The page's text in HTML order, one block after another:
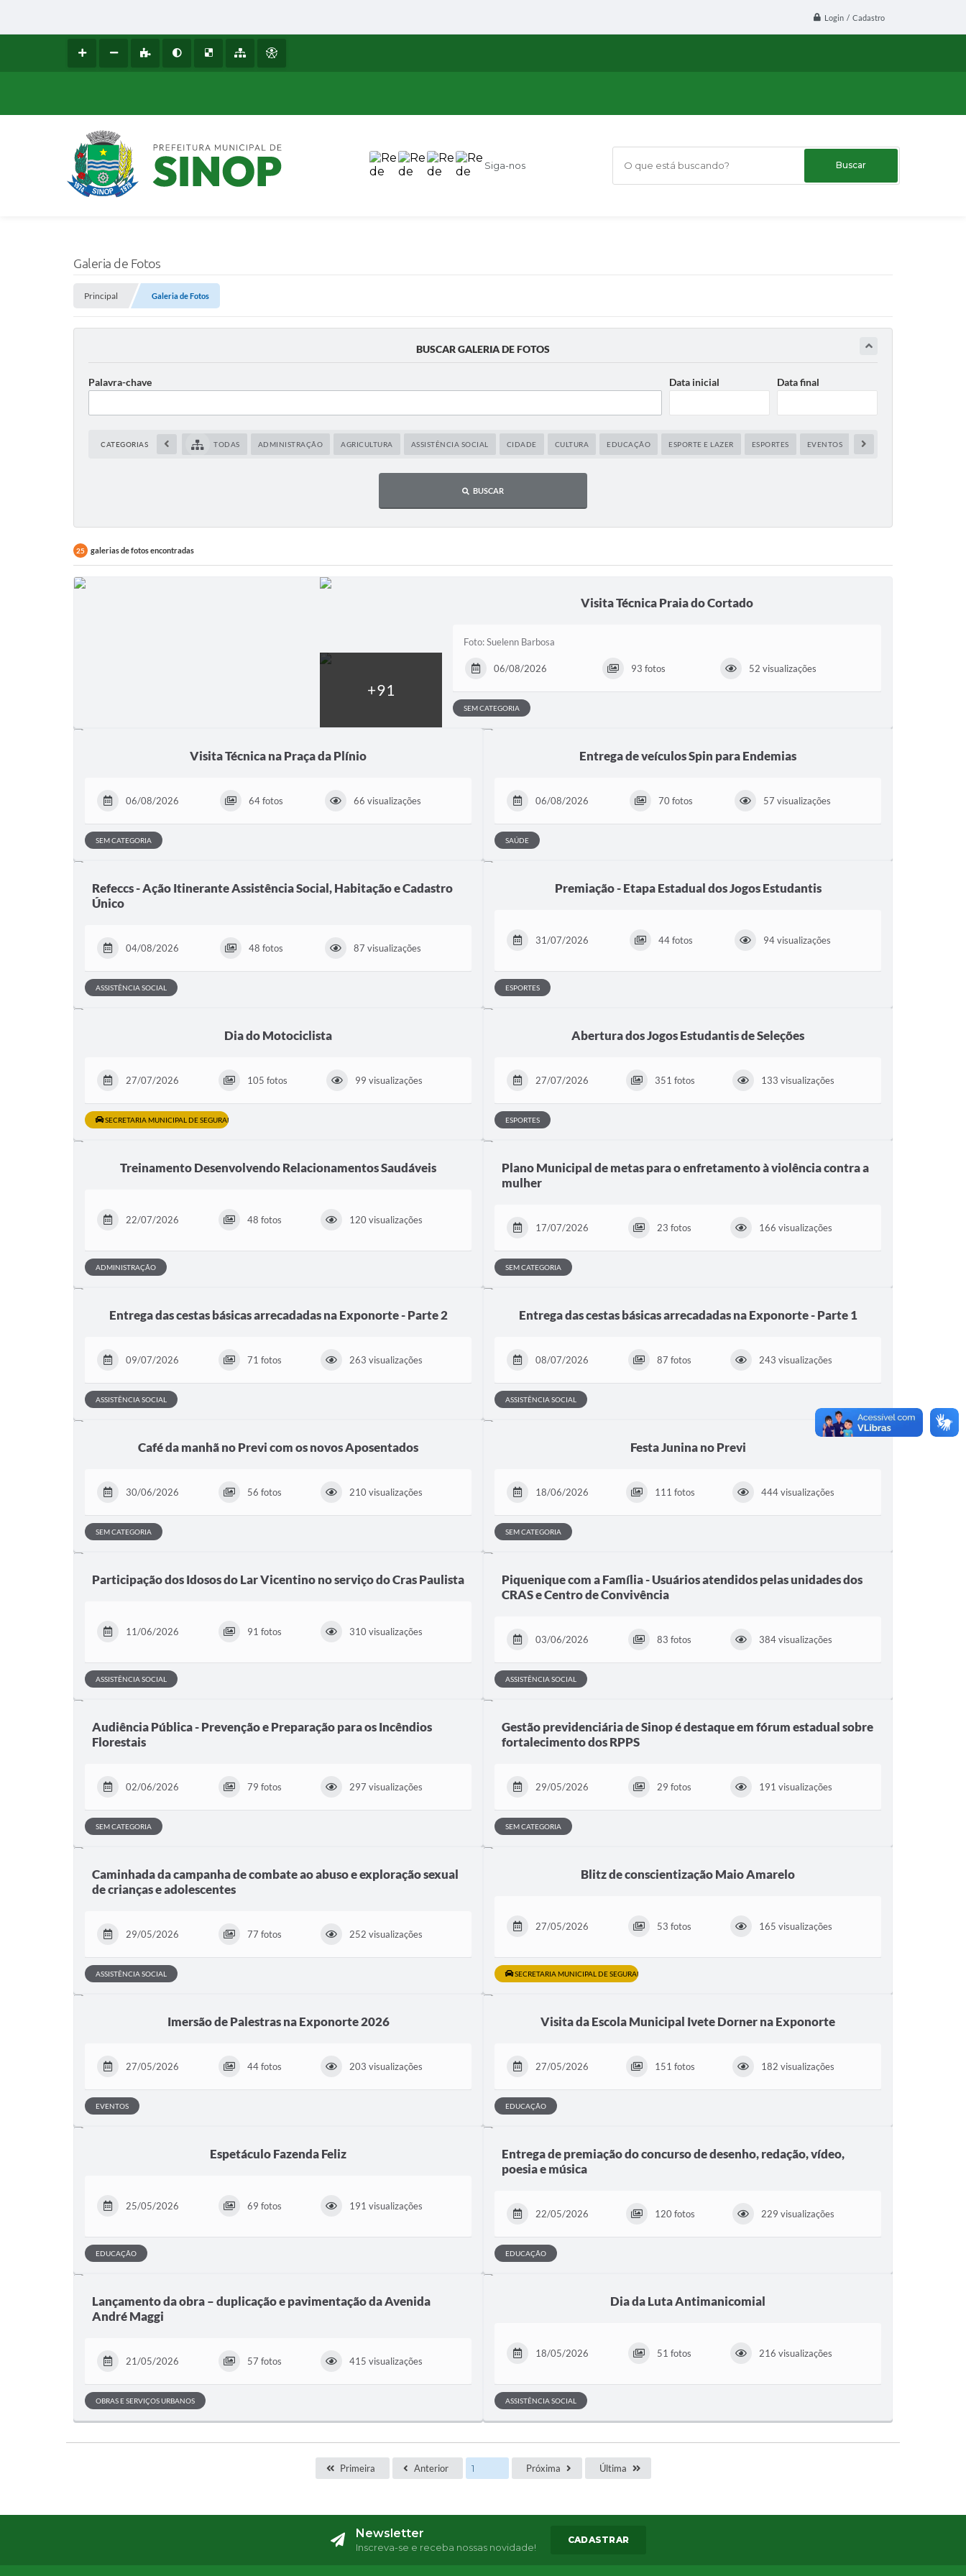
Login / Cadastro
Siga-nos O que está buscando?
Galeria de Fotos
Principal Galeria de Fotos
BUSCAR GALERIA DE FOTOS
Palavra-chave Data inicial Data final
CATEGORIAS TODAS ADMINISTRAÇÃO AGRICULTURA ASSISTÊNCIA SOCIAL CIDADE CULTURA EDUCAÇÃO ESPORTE E LAZER ESPORTES EVENTOS FINANÇAS E ORÇAMENTO
BUSCAR
25 galerias de fotos encontradas
Visita Técnica Praia do Cortado
Foto: Suelenn Barbosa
06/08/2026 93 fotos 52 visualizações
SEM CATEGORIA
Visita Técnica na Praça da Plínio
06/08/2026 64 fotos 66 visualizações
SEM CATEGORIA
Entrega de veículos Spin para Endemias
06/08/2026 70 fotos 57 visualizações
SAÚDE
Refeccs - Ação Itinerante Assistência Social, Habitação e Cadastro
Único
04/08/2026 48 fotos 87 visualizações
ASSISTÊNCIA SOCIAL
Premiação - Etapa Estadual dos Jogos Estudantis
31/07/2026 44 fotos 94 visualizações
ESPORTES
Dia do Motociclista
27/07/2026 105 fotos 99 visualizações
SECRETARIA MUNICIPAL DE SEGURANÇA E TRÂNSITO
Abertura dos Jogos Estudantis de Seleções
27/07/2026 351 fotos 133 visualizações
ESPORTES
Treinamento Desenvolvendo Relacionamentos Saudáveis
22/07/2026 48 fotos 120 visualizações
ADMINISTRAÇÃO
Plano Municipal de metas para o enfretamento à violência contra a
mulher
17/07/2026 23 fotos 166 visualizações
SEM CATEGORIA
Entrega das cestas básicas arrecadadas na Exponorte - Parte 2
09/07/2026 71 fotos 263 visualizações
ASSISTÊNCIA SOCIAL
Entrega das cestas básicas arrecadadas na Exponorte - Parte 1
08/07/2026 87 fotos 243 visualizações
ASSISTÊNCIA SOCIAL
Café da manhã no Previ com os novos Aposentados
30/06/2026 56 fotos 210 visualizações
SEM CATEGORIA
Festa Junina no Previ
18/06/2026 111 fotos 444 visualizações
SEM CATEGORIA
Participação dos Idosos do Lar Vicentino no serviço do Cras Paulista
11/06/2026 91 fotos 310 visualizações
ASSISTÊNCIA SOCIAL
Piquenique com a Família - Usuários atendidos pelas unidades dos
CRAS e Centro de Convivência
03/06/2026 83 fotos 384 visualizações
ASSISTÊNCIA SOCIAL
Audiência Pública - Prevenção e Preparação para os Incêndios
Florestais
02/06/2026 79 fotos 297 visualizações
SEM CATEGORIA
Gestão previdenciária de Sinop é destaque em fórum estadual sobre
fortalecimento dos RPPS
29/05/2026 29 fotos 191 visualizações
SEM CATEGORIA
Caminhada da campanha de combate ao abuso e exploração sexual
de crianças e adolescentes
29/05/2026 77 fotos 252 visualizações
ASSISTÊNCIA SOCIAL
Blitz de conscientização Maio Amarelo
27/05/2026 53 fotos 165 visualizações
SECRETARIA MUNICIPAL DE SEGURANÇA E TRÂNSITO
Imersão de Palestras na Exponorte 2026
27/05/2026 44 fotos 203 visualizações
EVENTOS
Visita da Escola Municipal Ivete Dorner na Exponorte
27/05/2026 151 fotos 182 visualizações
EDUCAÇÃO
Espetáculo Fazenda Feliz
25/05/2026 69 fotos 191 visualizações
EDUCAÇÃO
Entrega de premiação do concurso de desenho, redação, vídeo,
poesia e música
22/05/2026 120 fotos 229 visualizações
EDUCAÇÃO
Lançamento da obra – duplicação e pavimentação da Avenida
André Maggi
21/05/2026 57 fotos 415 visualizações
OBRAS E SERVIÇOS URBANOS
Dia da Luta Antimanicomial
18/05/2026 51 fotos 216 visualizações
ASSISTÊNCIA SOCIAL
Primeira Anterior Próxima Última
Newsletter
Inscreva-se e receba nossas novidade!
CADASTRAR